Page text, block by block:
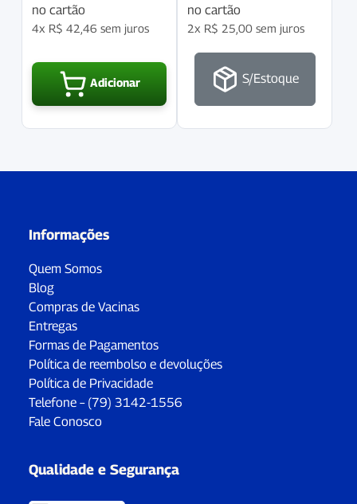
no cartão
4x R$ 42,46 sem juros
Adicionar
no cartão
2x R$ 25,00 sem juros
S/Estoque
Informações
Quem Somos
Blog
Compras de Vacinas
Entregas
Formas de Pagamentos
Política de reembolso e devoluções
Política de Privacidade
Telefone – (79) 3142-1556
Fale Conosco
Qualidade e Segurança